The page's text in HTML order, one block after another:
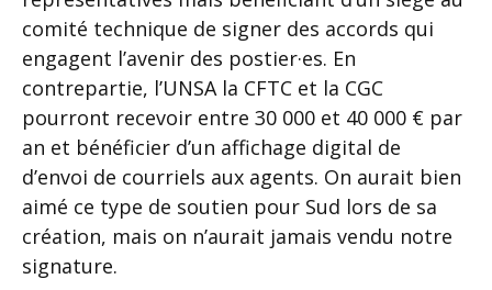
comité technique de signer des accords qui
engagent l’avenir des postier·es. En
contrepartie, l’UNSA la CFTC et la CGC
pourront recevoir entre 30 000 et 40 000 € par
an et bénéficier d’un affichage digital de
d’envoi de courriels aux agents. On aurait bien
aimé ce type de soutien pour Sud lors de sa
création, mais on n’aurait jamais vendu notre
signature.